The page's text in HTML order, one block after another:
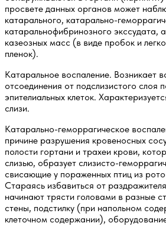
просвете данных органов может
катарального, катарально-
катаральнофибринозного экссудата,
казеозных масс (в виде пробок и
пленок).
Катаральное воспаление. Возникает
отсоединения от подслизистого слоя
эпителиальных клеток.
слизи.
Катарально-геморрагическое
причине разрушения кровеносных
полости гортани и трахеи крови,
слизью, образует слизисто-
свисающие у пораженных птиц из
Стараясь избавиться от
начинают трясти головами в разные
стены, подстилку (при напольном
клеточном содержании),